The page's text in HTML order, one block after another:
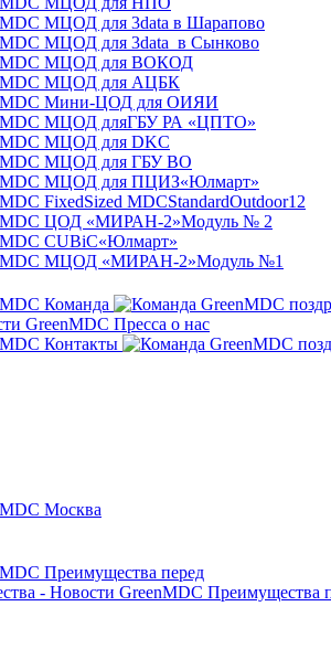
МЦОД для 3data в Шарапово
МЦОД для 3data в Сынково
МЦОД для ВОКОД
МЦОД для АЦБК
Мини-ЦОД для ОИЯИ
МЦОД дляГБУ РА «ЦПТО»
МЦОД для DKC
МЦОД для ГБУ ВО
МЦОД для ПЦИЗ«Юлмарт»
FixedSized MDCStandardOutdoor12
ЦОД «МИРАН-2»Модуль № 2
CUBiC«Юлмарт»
MЦОД «МИРАН-2»Модуль №1
Команда
Пресса о нас
Контакты
Москва
Преимущества перед
Преимущества